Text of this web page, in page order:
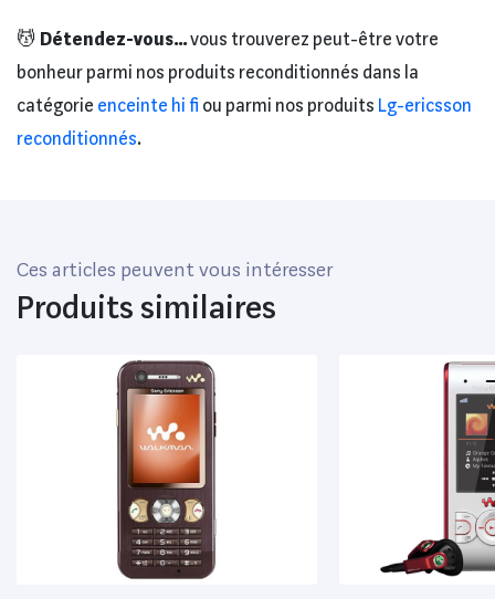
💆 Détendez-vous...vous trouverez peut-être votre
bonheur parmi nos produits reconditionnés dans la
catégorie enceinte hi fi ou parmi nos produits Lg-ericsson
reconditionnés.
Ces articles peuvent vous intéresser
Produits similaires